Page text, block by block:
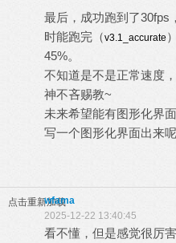
最后，成功跑到了30fps
时能跑完（v3.1_accurate
45%。
不知道是不是正常速度
神不吝赐教~
未来希望能有图形化界
写一个图形化界面出来
点击重新加载
wfama
2025-12-22 13:40:45
看不懂，但是感觉很厉害